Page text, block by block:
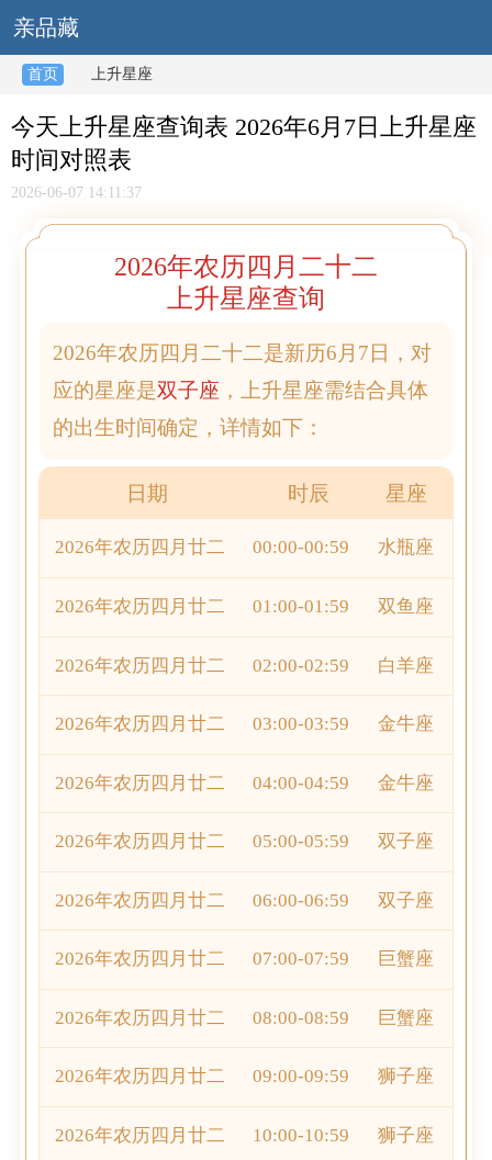
亲品藏
首页 上升星座
今天上升星座查询表 2026年6月7日上升星座
时间对照表
2026-06-07 14:11:37
2026年农历四月二十二
上升星座查询
2026年农历四月二十二是新历6月7日，对
应的星座是双子座 ，上升星座需结合具体
的出生时间确定，详情如下：
日期 时辰 星座
2026年农历四月廿二 00:00-00:59 水瓶座
2026年农历四月廿二 01:00-01:59 双鱼座
2026年农历四月廿二 02:00-02:59 白羊座
2026年农历四月廿二 03:00-03:59 金牛座
2026年农历四月廿二 04:00-04:59 金牛座
2026年农历四月廿二 05:00-05:59 双子座
2026年农历四月廿二 06:00-06:59 双子座
2026年农历四月廿二 07:00-07:59 巨蟹座
2026年农历四月廿二 08:00-08:59 巨蟹座
2026年农历四月廿二 09:00-09:59 狮子座
2026年农历四月廿二 10:00-10:59 狮子座